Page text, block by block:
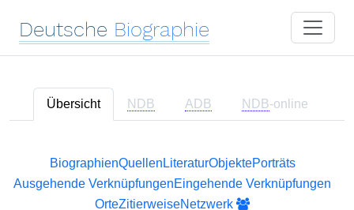
Deutsche Biographie
Übersicht NDB ADB NDB-online
BiographienQuellen LiteraturObjektePorträts
Ausgehende VerknüpfungenEingehende Verknüpfungen
OrteZitierweiseNetzwerk